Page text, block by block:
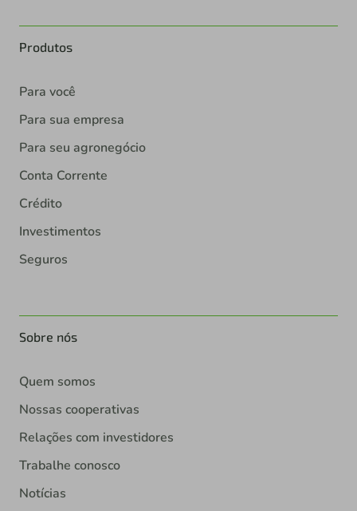
Produtos
Para você
Para sua empresa
Para seu agronegócio
Conta Corrente
Crédito
Investimentos
Seguros
Sobre nós
Quem somos
Nossas cooperativas
Relações com investidores
Trabalhe conosco
Notícias